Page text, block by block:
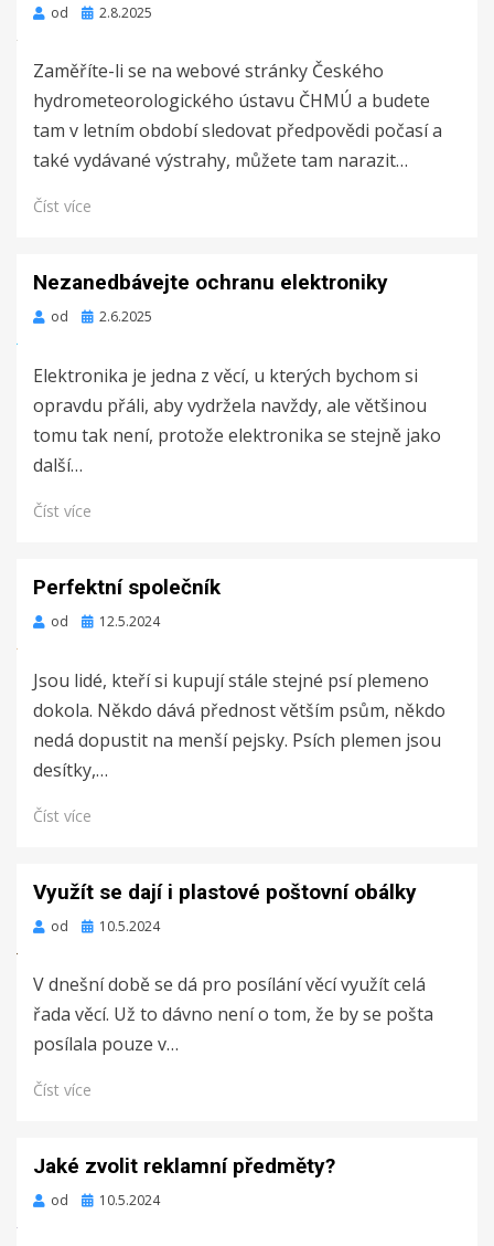
od
Zveřejněno
2.8.2025
Zaměříte-li se na webové stránky Českého
hydrometeorologického ústavu ČHMÚ a budete
tam v letním období sledovat předpovědi počasí a
také vydávané výstrahy, můžete tam narazit…
Číst více
Nezanedbávejte ochranu elektroniky
od
Zveřejněno
2.6.2025
Elektronika je jedna z věcí, u kterých bychom si
opravdu přáli, aby vydržela navždy, ale většinou
tomu tak není, protože elektronika se stejně jako
další…
Číst více
Perfektní společník
od
Zveřejněno
12.5.2024
Jsou lidé, kteří si kupují stále stejné psí plemeno
dokola. Někdo dává přednost větším psům, někdo
nedá dopustit na menší pejsky. Psích plemen jsou
desítky,…
Číst více
Využít se dají i plastové poštovní obálky
od
Zveřejněno
10.5.2024
V dnešní době se dá pro posílání věcí využít celá
řada věcí. Už to dávno není o tom, že by se pošta
posílala pouze v…
Číst více
Jaké zvolit reklamní předměty?
od
Zveřejněno
10.5.2024